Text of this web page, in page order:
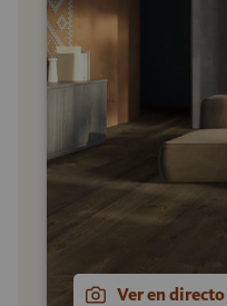
Ver en directo